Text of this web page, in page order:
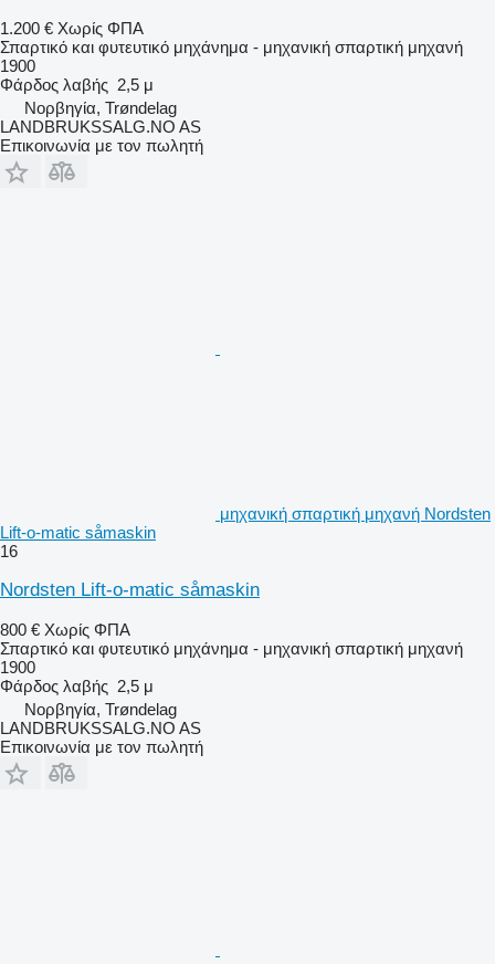
1.200 € Χωρίς ΦΠΑ
Σπαρτικό και φυτευτικό μηχάνημα - μηχανική σπαρτική μηχανή
1900
Φάρδος λαβής 2,5 μ
Νορβηγία, Trøndelag
LANDBRUKSSALG.NO AS
Επικοινωνία με τον πωλητή
μηχανική σπαρτική μηχανή Nordsten
Lift-o-matic såmaskin
16
Nordsten Lift-o-matic såmaskin
800 € Χωρίς ΦΠΑ
Σπαρτικό και φυτευτικό μηχάνημα - μηχανική σπαρτική μηχανή
1900
Φάρδος λαβής 2,5 μ
Νορβηγία, Trøndelag
LANDBRUKSSALG.NO AS
Επικοινωνία με τον πωλητή